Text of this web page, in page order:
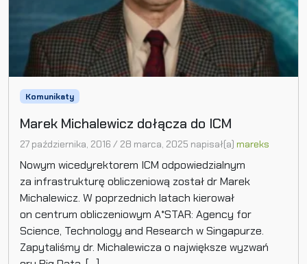
Komunikaty
Marek Michalewicz dołącza do ICM
27 października, 2016 / 28 marca, 2025 napisał(a) mareks
Nowym wicedyrektorem ICM odpowiedzialnym
za infrastrukturę obliczeniową został dr Marek
Michalewicz. W poprzednich latach kierował
on centrum obliczeniowym A*STAR: Agency for
Science, Technology and Research w Singapurze.
Zapytaliśmy dr. Michalewicza o największe wyzwań